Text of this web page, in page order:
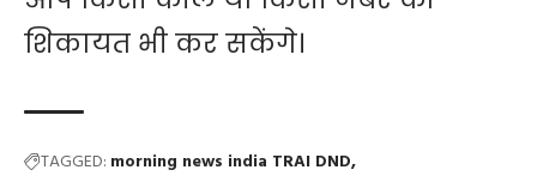
शिकायत भी कर सकेंगे।
TAGGED: morning news india TRAI DND